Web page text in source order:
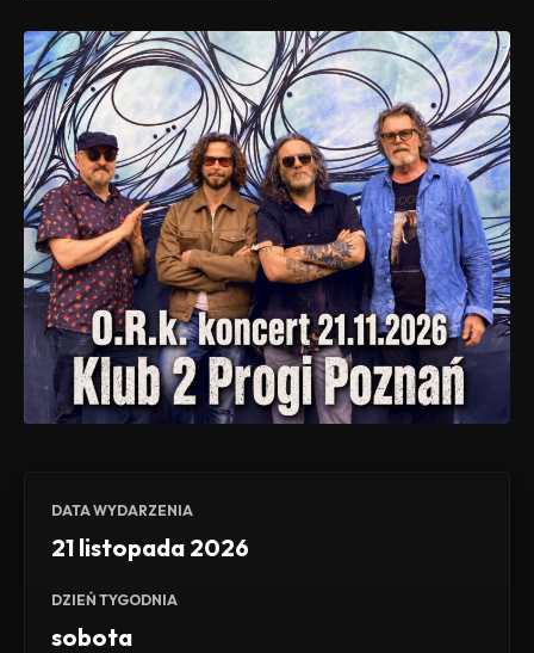
DATA WYDARZENIA
21 listopada 2026
DZIEŃ TYGODNIA
sobota